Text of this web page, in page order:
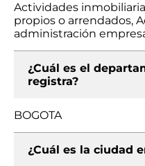
Actividades
propios o arrendados,
administración
¿Cuál es el
registra?
BOGOTA
¿Cuál es la ciudad